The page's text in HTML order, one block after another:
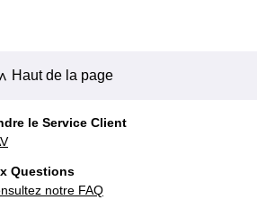
Haut de la page
le Service Client
Questions
notre FAQ